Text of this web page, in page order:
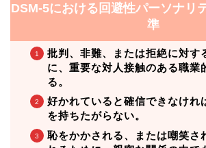
DSM-5における回避性パーソナリ
準
批判、非難、または拒絶に対す
に、重要な対人接触のある職業
る。
好かれていると確信できなけれ
を持ちたがらない。
恥をかかされる、または嘲笑さ